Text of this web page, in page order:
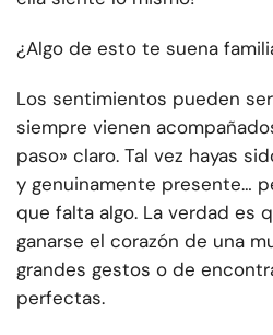
¿Algo de esto te suena
Los sentimientos pueden
siempre vienen
paso» claro. Tal vez hayas
y genuinamente presente…
que falta algo. La verdad es
ganarse el corazón de una
grandes gestos o de
perfectas.